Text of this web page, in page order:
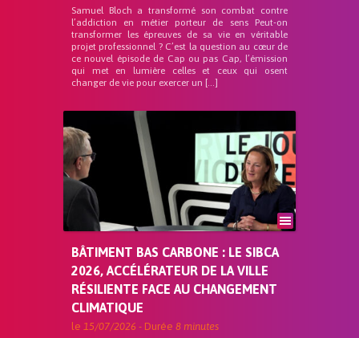
Samuel Bloch a transformé son combat contre
l’addiction en métier porteur de sens Peut-on
transformer les épreuves de sa vie en véritable
projet professionnel ? C’est la question au cœur de
ce nouvel épisode de Cap ou pas Cap, l’émission
qui met en lumière celles et ceux qui osent
changer de vie pour exercer un […]
BÂTIMENT BAS CARBONE : LE SIBCA
2026, ACCÉLÉRATEUR DE LA VILLE
RÉSILIENTE FACE AU CHANGEMENT
CLIMATIQUE
le 15/07/2026 - Durée 8 minutes